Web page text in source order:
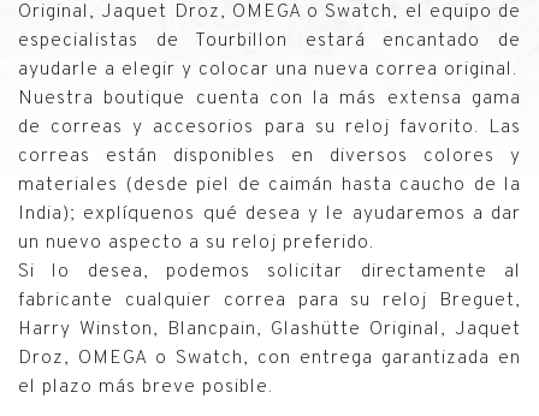
Original, Jaquet Droz, OMEGA o Swatch, el equipo de
especialistas de Tourbillon estará encantado de
ayudarle a elegir y colocar una nueva correa original.
Nuestra boutique cuenta con la más extensa gama
de correas y accesorios para su reloj favorito. Las
correas están disponibles en diversos colores y
materiales (desde piel de caimán hasta caucho de la
India); explíquenos qué desea y le ayudaremos a dar
un nuevo aspecto a su reloj preferido.
Si lo desea, podemos solicitar directamente al
fabricante cualquier correa para su reloj Breguet,
Harry Winston, Blancpain, Glashütte Original, Jaquet
Droz, OMEGA o Swatch, con entrega garantizada en
el plazo más breve posible.